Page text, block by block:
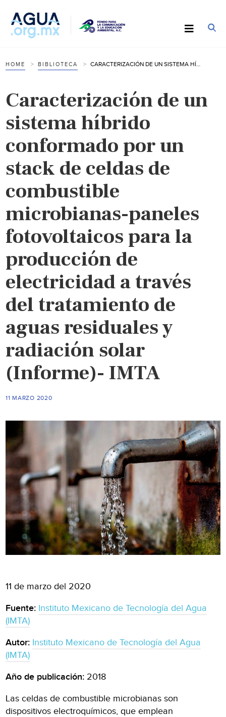
HOME BIBLIOTECA
Caracterización de un
sistema híbrido
conformado por un
stack de celdas de
combustible
microbianas-paneles
fotovoltaicos para la
producción de
electricidad a través
del tratamiento de
aguas residuales y
radiación solar
(Informe)- IMTA
11 MARZO 2020
11 de marzo del 2020
Fuente: Instituto Mexicano de Tecnología del Agua
(IMTA)
Autor: Instituto Mexicano de Tecnología del Agua
(IMTA)
Año de publicación: 2018
Las celdas de combustible microbianas son
dispositivos electroquímicos, que emplean